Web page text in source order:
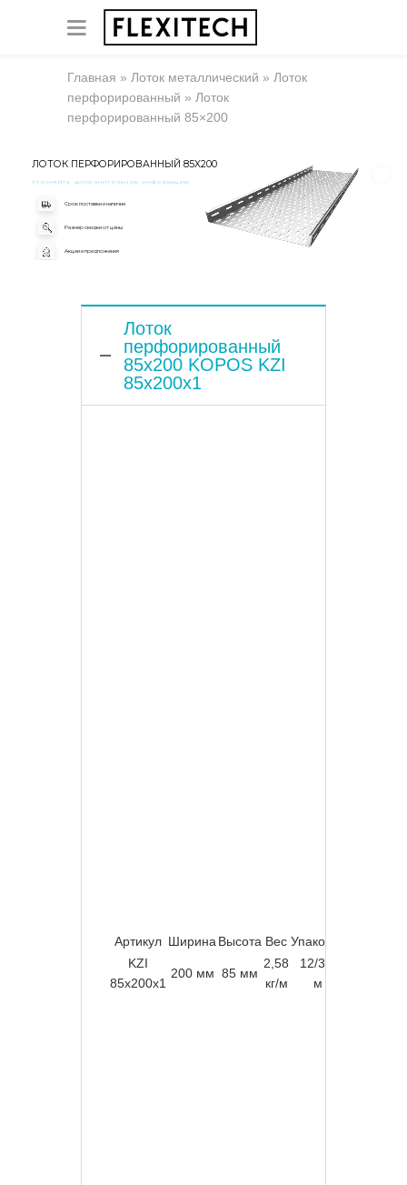
Главная » Лоток металлический » Лоток
перфорированный » Лоток
перфорированный 85×200
ЛОТОК ПЕРФОРИРОВАННЫЙ 85X200
Уточняйте дополнительную информацию
Срок поставки и наличие
Размер скидки от цены
Акции и предложения
Лоток
перфорированный
85x200 KOPOS KZI
85x200x1
Артикул Ширина Высота Вес Упаковка
KZI
85x200x1
200 мм 85 мм
2,58
кг/м
12/312
м